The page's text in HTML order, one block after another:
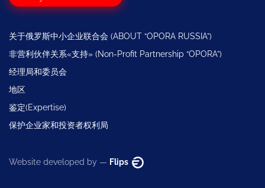
关于俄罗斯中小企业联合会 (ABOUT “OPORA RUSSIA”)
非营利伙伴关系«支持» (Non-Profit Partnership “OPORA”)
经理局和委员会
地区
鉴定(Expertise)
保护企业家和投资者权利局
Website developed by — Flips